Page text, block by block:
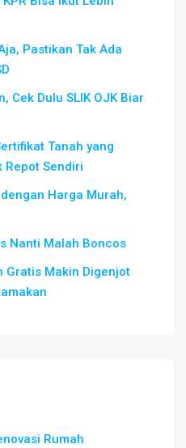
Pastikan Tak Ada
Cek Dulu SLIK OJK Biar
Tanah yang
Repot Sendiri
Harga Murah,
Nanti Malah Boncos
Gratis Makin Digenjot
Rumah